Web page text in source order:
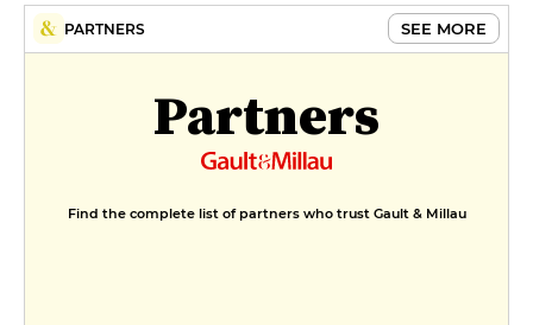
PARTNERS SEE MORE
Partners
Find the complete list of partners who trust Gault & Millau